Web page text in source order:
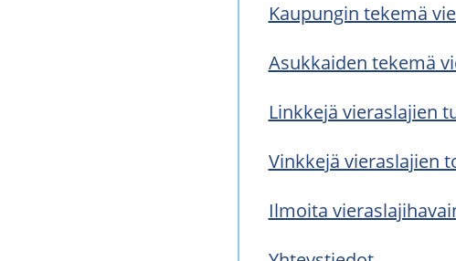
Kau­pun­gin te­ke­mä
Asuk­kai­den te­ke­mä
Link­ke­jä vie­ras­la­jien
Vink­ke­jä vie­ras­la­jien
Il­moi­ta